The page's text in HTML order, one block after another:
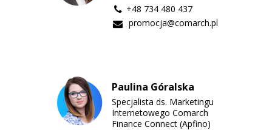
+48 734 480 437
promocja@comarch.pl
Paulina Góralska
Specjalista ds. Marketingu
Internetowego Comarch
Finance Connect (Apfino)